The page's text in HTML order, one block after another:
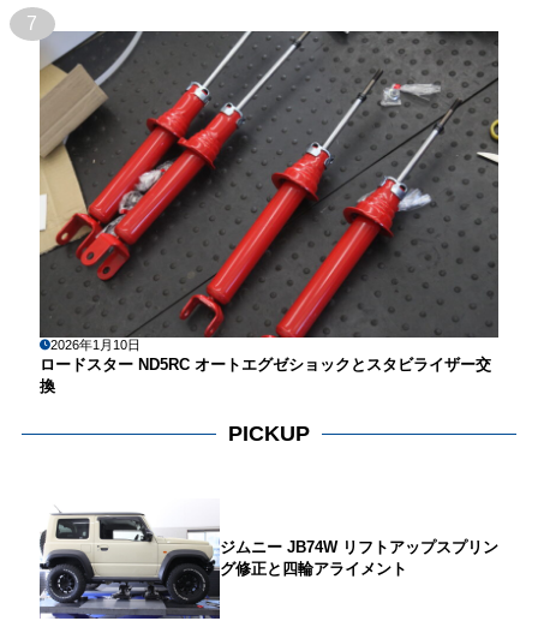
7
2026年1月10日
ロードスター ND5RC オートエグゼショックとスタビライザー交
換
PICKUP
ジムニー JB74W リフトアップスプリン
グ修正と四輪アライメント